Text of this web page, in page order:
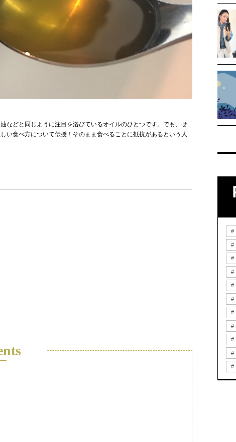
などと同じように注目を浴びているオイルのひとつです。でも、せ
い食べ方について伝授！そのまま食べることに抵抗があるという人